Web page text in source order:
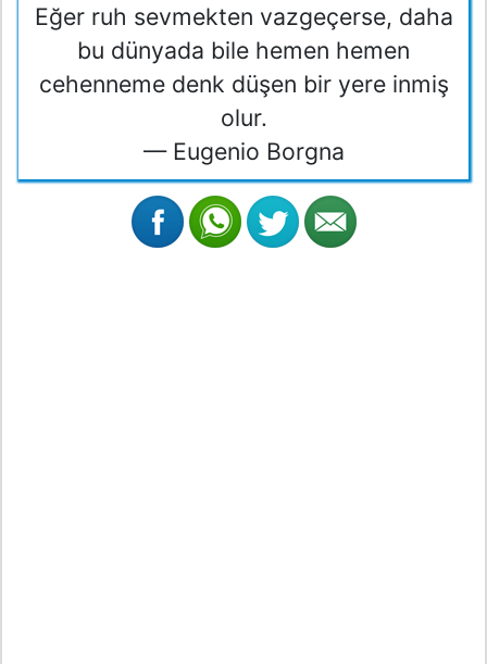
Eğer ruh sevmekten vazgeçerse, daha
bu dünyada bile hemen hemen
cehenneme denk düşen bir yere inmiş
olur.
— Eugenio Borgna